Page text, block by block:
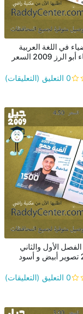
نظرة سريعة
في اللغة العربية
الفصل الأول ضياء أبو الرز 2009 السعر
0 التعليق (التعليقات)
نظرة سريعة
الفصل الأول والثاني
حمزة حمو 2009 تصوير أبيض و أسود
0 التعليق (التعليقات)